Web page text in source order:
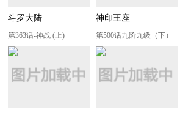
斗罗大陆
第363话-神战 (上)
神印王座
第500话九阶九级（下）